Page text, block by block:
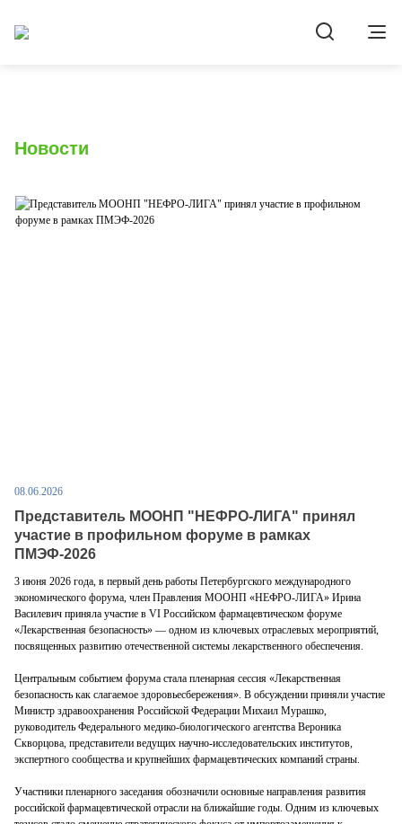
Новости
08.06.2026
Представитель МООНП "НЕФРО-ЛИГА" принял
участие в профильном форуме в рамках
ПМЭФ-2026
3 июня 2026 года, в первый день работы Петербургского международного
экономического форума, член Правления МООНП «НЕФРО-ЛИГА» Ирина
Василевич приняла участие в VI Российском фармацевтическом форуме
«Лекарственная безопасность» — одном из ключевых отраслевых мероприятий,
посвященных развитию отечественной системы лекарственного обеспечения.
Центральным событием форума стала пленарная сессия «Лекарственная
безопасность как слагаемое здоровьесбережения». В обсуждении приняли участие
Министр здравоохранения Российской Федерации Михаил Мурашко,
руководитель Федерального медико-биологического агентства Вероника
Скворцова, представители ведущих научно-исследовательских институтов,
экспертного сообщества и крупнейших фармацевтических компаний страны.
Участники пленарного заседания обозначили основные направления развития
российской фармацевтической отрасли на ближайшие годы. Одним из ключевых